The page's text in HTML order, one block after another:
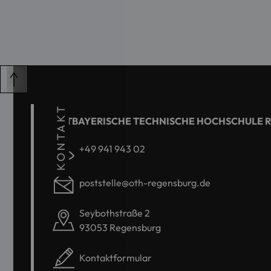
KONTAKT
OSTBAYERISCHE TECHNISCHE HOCHSCHULE
+49 941 943 02
poststelle@oth-regensburg.de
Seybothstraße 2
93053 Regensburg
Kontaktformular